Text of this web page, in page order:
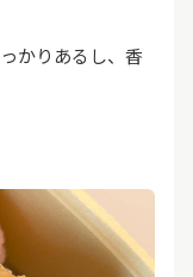
かりあるし、香